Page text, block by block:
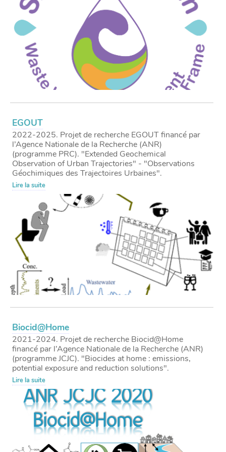
EGOUT
2022-2025. Projet de recherche EGOUT financé par
l’Agence Nationale de la Recherche (ANR)
(programme PRC). "Extended Geochemical
Observation of Urban Trajectories" - "Observations
Géochimiques des Trajectoires Urbaines".
Lire la suite
Biocid@Home
2021-2024. Projet de recherche Biocid@Home
financé par l’Agence Nationale de la Recherche (ANR)
(programme JCJC). "Biocides at home : emissions,
potential exposure and reduction solutions".
Lire la suite